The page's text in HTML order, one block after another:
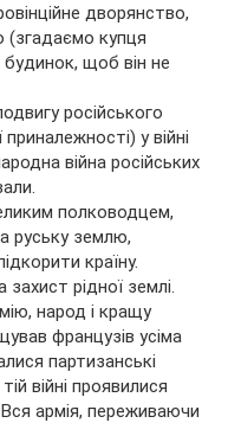
дворянство,
(згадаємо купця
щоб він не
російського
у війні
війна російських
полководцем,
руську землю,
країну.
рідної землі.
народ і кращу
французів усіма
партизанські
війні проявилися
армія, переживаючи